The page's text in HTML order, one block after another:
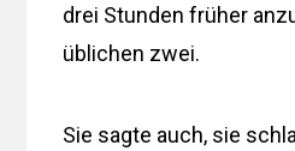
drei Stunden früher
üblichen zwei.
Sie sagte auch, sie